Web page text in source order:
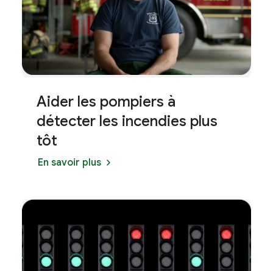
Aider les pompiers à
détecter les incendies plus
tôt
En savoir plus